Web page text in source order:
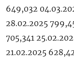
649,032
28.02.2025
705,341
21.02.2025